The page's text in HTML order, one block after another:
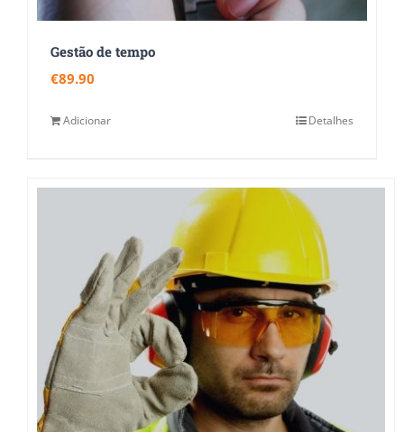
Gestão de tempo
€89.90
Adicionar Detalhes